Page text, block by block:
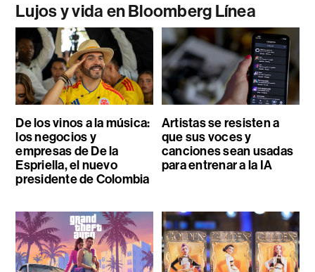
Lujos y vida en Bloomberg Línea
De los vinos a la música:
los negocios y
empresas de De la
Espriella, el nuevo
presidente de Colombia
Artistas se resisten a
que sus voces y
canciones sean usadas
para entrenar a la IA